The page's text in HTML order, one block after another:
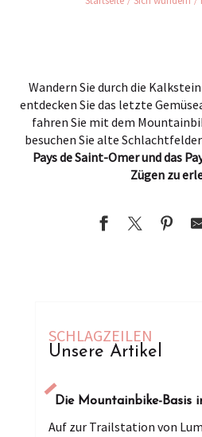
Wandern Sie durch die
entdecken Sie das letzte
fahren Sie mit dem
besuchen Sie alte
Pays de Saint-Omer und das
Zügen zu
SCHLAGZEILEN
Unsere Artikel
Die Mountainbike-Basis
Auf zur Trailstation von